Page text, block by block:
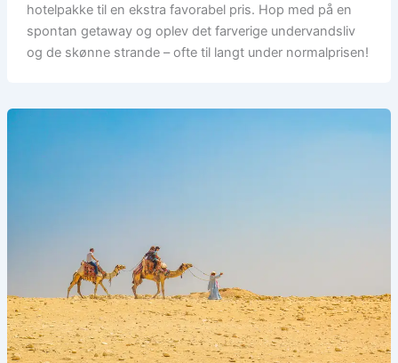
hotelpakke til en ekstra favorabel pris. Hop med på en
spontan getaway og oplev det farverige undervandsliv
og de skønne strande – ofte til langt under normalprisen!